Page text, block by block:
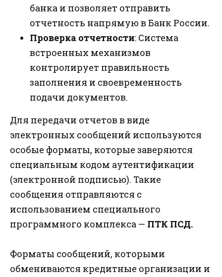
банка и позволяет отправить
отчетность напрямую в Банк России.
Проверка отчетности: Система
встроенных механизмов
контролирует правильность
заполнения и своевременность
подачи документов.
Для передачи отчетов в виде
электронных сообщений используются
особые форматы, которые заверяются
специальным кодом аутентификации
(электронной подписью). Такие
сообщения отправляются с
использованием специального
программного комплекса — ПТК ПСД.
Форматы сообщений, которыми
обмениваются кредитные организации и